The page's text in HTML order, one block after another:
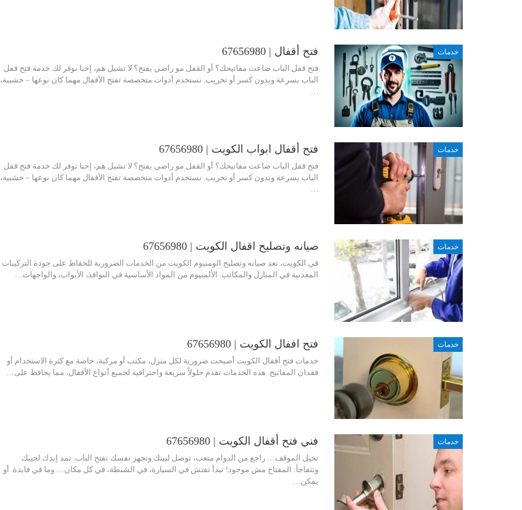
خدمات فتح أقفال | 67656980
فتح قفل الباب ضاعت مفاتيحك؟ أو القفل مو راضي يفتح؟ لا تشيل هم، إحنا نوفر لك خدمة فتح قفل
الباب بسرعة وبدون كسر أو تخريب. نستخدم أدوات متخصصة تفتح الأقفال مهما كان نوعها – خشبية،
…
خدمات فتح أقفال ابواب الكويت | 67656980
فتح قفل الباب ضاعت مفاتيحك؟ أو القفل مو راضي يفتح؟ لا تشيل هم، إحنا نوفر لك خدمة فتح قفل
الباب بسرعة وبدون كسر أو تخريب. نستخدم أدوات متخصصة تفتح الأقفال مهما كان نوعها – خشبية،
خدمات صيانه وتصليح اقفال الكويت | 67656980
في الكويت، تعد صيانه وتصليح الومنيوم الكويت من الخدمات الضرورية للحفاظ على جودة التركيبات
المعدنية في المنازل والمكاتب. الألمنيوم من المواد الأساسية في النوافذ، الأبواب، والواجهات…
خدمات فتح اففال الكويت | 67656980
خدمات فتح أقفال الكويت أصبحت ضرورية لكل منزل، مكتب أو مركبة، خاصة مع كثرة الاستخدام أو
فقدان المفاتيح. هذه الخدمات تقدم حلولاً سريعة واحترافية لجميع أنواع الأقفال، مما يحافظ على…
خدمات فني فتح أقفال الكويت | 67656980
تخيل الموقف… راجع من الدوام متعب، توصل لبيتك وتجهز نفسك تفتح الباب. تمد إيدك لجيبك
وتتفاجأ: المفتاح مش موجود! تبدأ تفتش في السيارة، في الشنطة، في كل مكان… وما في فايدة. أو
يمكن…